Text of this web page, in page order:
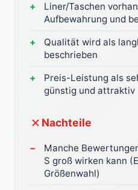
Liner/Taschen
Aufbewahrung und
Qualität wird als
beschrieben
Preis-Leistung als
günstig und attraktiv
Nachteile
Manche
S groß wirken kann
Größenwahl)